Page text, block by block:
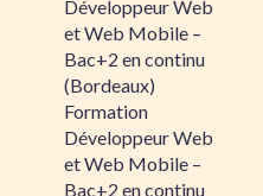
Développeur Web
et Web Mobile –
Bac+2 en continu
(Bordeaux)
Formation
Développeur Web
et Web Mobile –
Bac+2 en continu